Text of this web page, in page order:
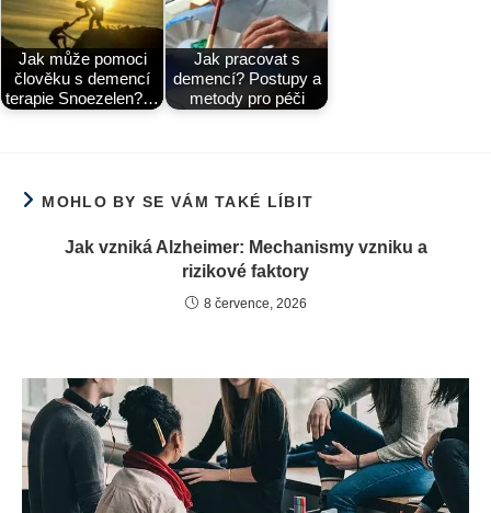
Jak může pomoci
člověku s demencí
terapie Snoezelen?…
Jak pracovat s
demencí? Postupy a
metody pro péči
MOHLO BY SE VÁM TAKÉ LÍBIT
Jak vzniká Alzheimer: Mechanismy vzniku a
rizikové faktory
8 července, 2026